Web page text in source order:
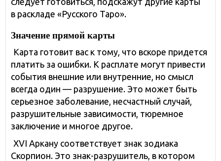
в раскладе «Русского Таро».
Значение прямой карты
Карта готовит вас к тому, что вскоре придется
платить за ошибки. К расплате могут привести
события внешние или внутренние, но смысл
всегда один — разрушение. Это может быть
серьезное заболевание, несчастный случай,
разрушительные зависимости, тюремное
заключение и многое другое.
XVI Аркану соответствует знак зодиака
Скорпион. Это знак-разрушитель, в котором